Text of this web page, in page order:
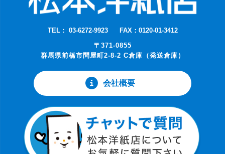
TEL： 03-6272-9923
FAX：0120-01-3412
〒371-0855
群馬県前橋市問屋町2-8-2 C倉庫（発送倉庫）
会社概要